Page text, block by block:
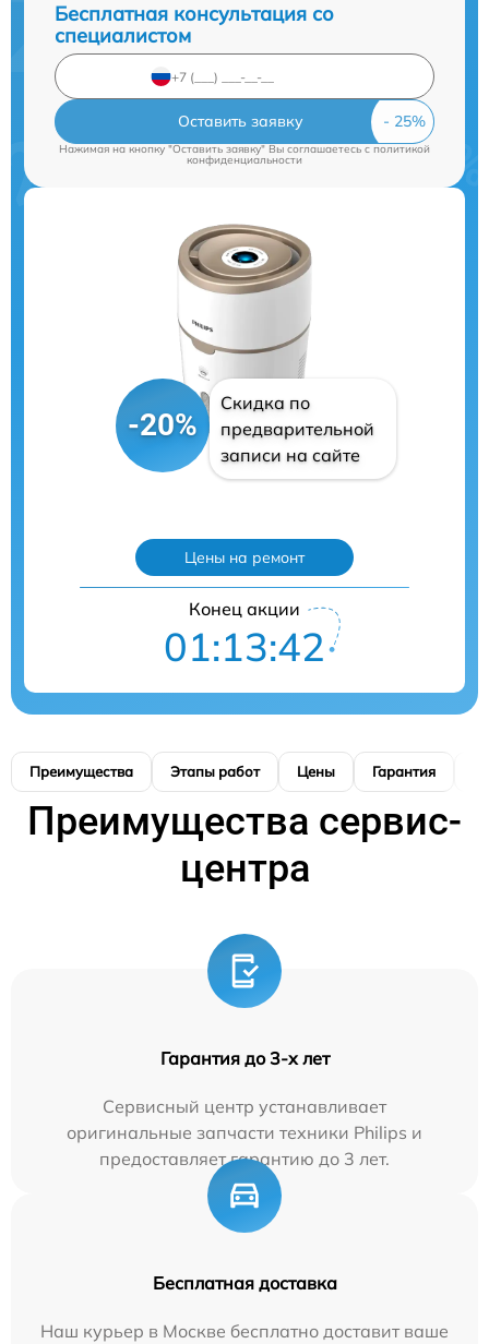
Бесплатная консультация со
специалистом
Оставить заявку
Нажимая на кнопку "Оставить заявку" Вы соглашаетесь c политикой
конфиденциальности
-20%
Скидка по
предварительной
записи на сайте
Цены на ремонт
Конец акции
01:13:41
Преимущества Этапы работ Цены Гарантия
Преимущества сервис-
центра
Гарантия до 3-х лет
Сервисный центр устанавливает
оригинальные запчасти техники Philips и
предоставляет гарантию до 3 лет.
Бесплатная доставка
Наш курьер в Москве бесплатно доставит ваше